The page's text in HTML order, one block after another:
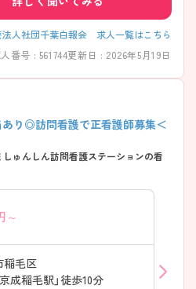
法人社団千葉白報会 求人一覧はこちら
番号 : 561744更新日 : 2026年5月19日
あり◎訪問看護で正看護師募集＜
ゅんしん訪問看護ステーションの看
～
稲毛区
成稲毛駅」徒歩10分